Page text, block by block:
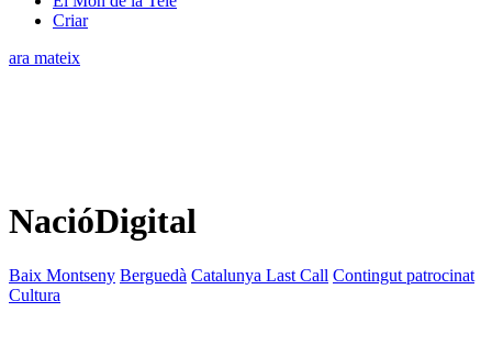
Criar
ara mateix
NacióDigital
Baix Montseny Berguedà Catalunya Last Call Contingut patrocinat
Cultura